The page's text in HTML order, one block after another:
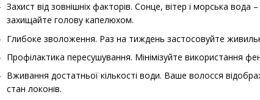
Захист від зовнішніх факторів. Сонце, вітер і морська
захищайте голову капелюхом.
Глибоке зволоження. Раз на тиждень застосовуйте
Профілактика пересушування. Мінімізуйте використання
Вживання достатньої кількості води. Ваше волосся
стан локонів.